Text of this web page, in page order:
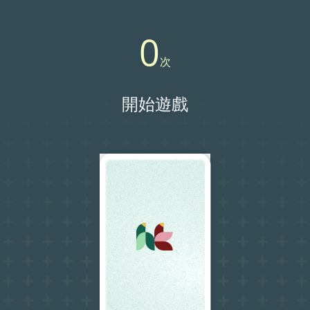
跳至主要內容
0次
開始遊戲